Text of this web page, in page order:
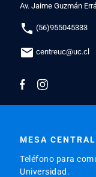
Av. Jaime Guzmán
phone (56)955045333
mail centreuc@uc.cl
MESA CENTRAL
Teléfono para
Universidad.